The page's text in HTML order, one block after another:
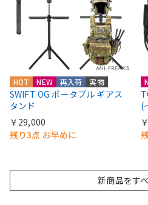
HOT NEW 再入荷 実物
SWIFT OG ポータブル ギアス
タンド
￥29,000
残り3点 お早めに
(
新商品をす